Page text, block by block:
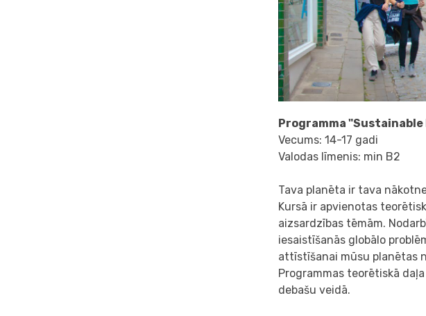
Programma
Vecums: 14-17 gadi
Valodas līmenis: min B2
Tava planēta ir tava
Kursā ir apvienotas
aizsardzības tēmām.
iesaistīšanās globālo
attīstīšanai mūsu planētas
Programmas teorētiskā
debašu veidā.